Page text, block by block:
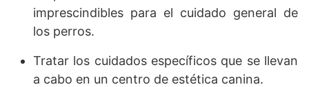
imprescindibles para el cuidado general de
los perros.
Tratar los cuidados específicos que se llevan
a cabo en un centro de estética canina.